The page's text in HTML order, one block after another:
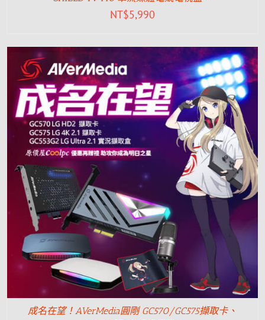
NT$5,990
成名在望！AVerMedia圓剛 GC570/GC575擷取卡、